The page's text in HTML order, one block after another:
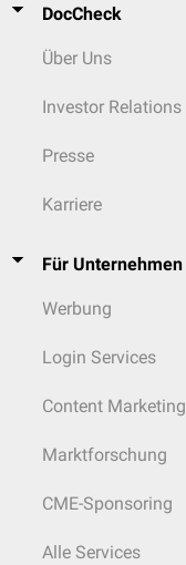
DocCheck
Über Uns
Investor Relations
Presse
Karriere
Für Unternehmen
Werbung
Login Services
Content Marketing
Marktforschung
CME-Sponsoring
Alle Services